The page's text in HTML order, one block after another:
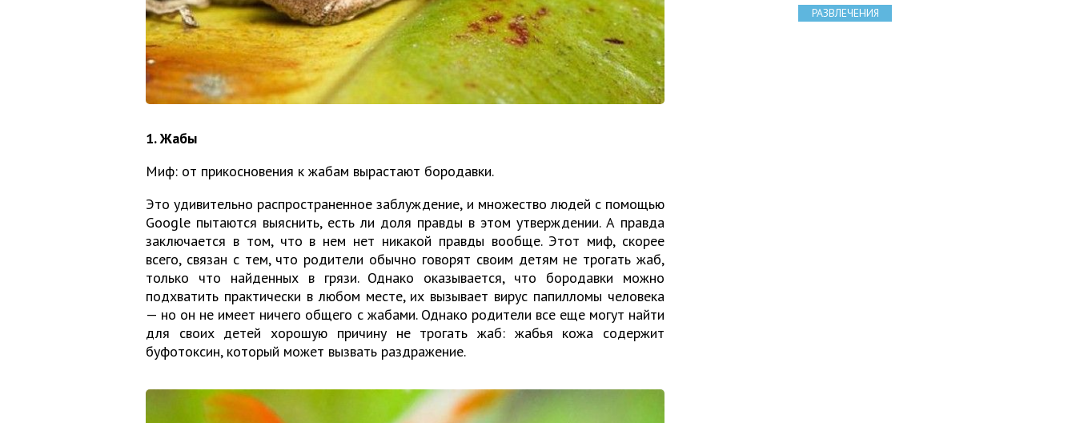
1. Жабы
Миф: от прикосновения к жабам вырастают бородавки.
Это удивительно распространенное заблуждение, и множество людей с помощью
Google пытаются выяснить, есть ли доля правды в этом утверждении. А правда
заключается в том, что в нем нет никакой правды вообще. Этот миф, скорее
всего, связан с тем, что родители обычно говорят своим детям не трогать жаб,
только что найденных в грязи. Однако оказывается, что бородавки можно
подхватить практически в любом месте, их вызывает вирус папилломы человека
— но он не имеет ничего общего с жабами. Однако родители все еще могут найти
для своих детей хорошую причину не трогать жаб: жабья кожа содержит
буфотоксин, который может вызвать раздражение.
РАЗВЛЕЧЕНИЯ